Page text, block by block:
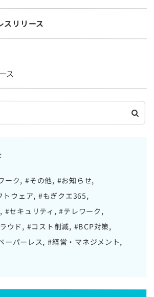
スリリース
ス
ーク #その他 #お知らせ
トウェア #もぎクエ365
#セキュリティ #テレワーク
ウド #コスト削減 #BCP対策
ーパーレス #経営・マネジメント